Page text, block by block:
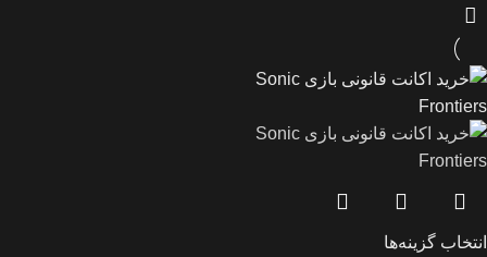
انتخاب گزینه‌ها